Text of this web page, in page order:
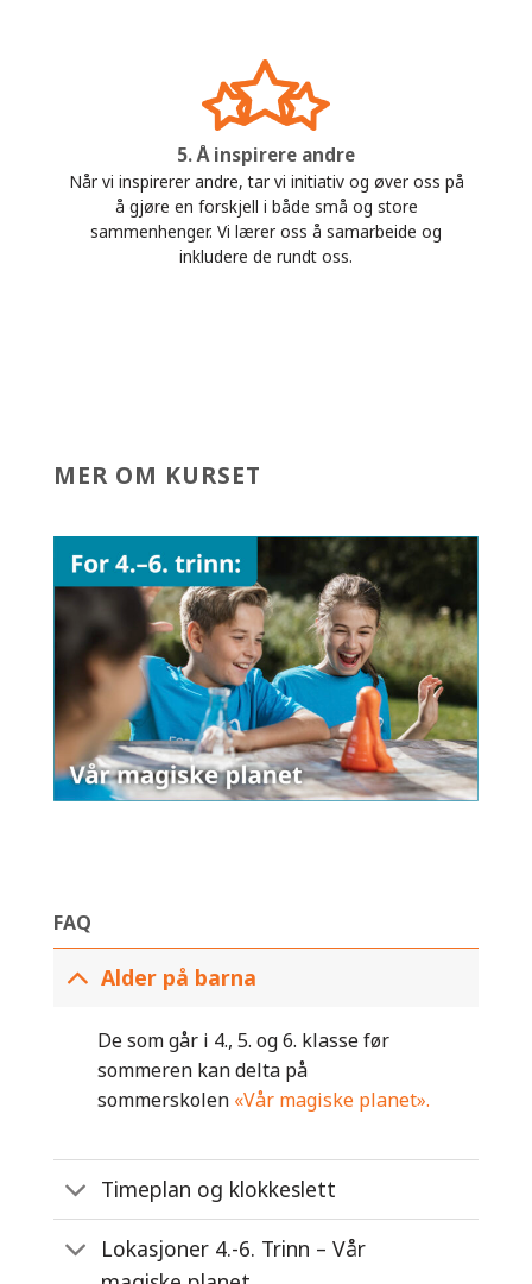
5. Å inspirere andre
Når vi inspirerer andre, tar vi initiativ og øver oss på
å gjøre en forskjell i både små og store
sammenhenger. Vi lærer oss å samarbeide og
inkludere de rundt oss.
MER OM KURSET
FAQ
Alder på barna
De som går i 4., 5. og 6. klasse før
sommeren kan delta på
sommerskolen «Vår magiske planet».
Timeplan og klokkeslett
Lokasjoner 4.-6. Trinn – Vår